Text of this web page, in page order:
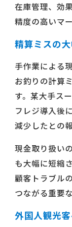
在庫管理、効
精度の高いマ
精算ミスの
手作業による
お釣りの計算
す。某大手ス
フレジ導入後
減少したとの
現金取り扱い
も大幅に短縮
顧客トラブル
つながる重要
外国人観光